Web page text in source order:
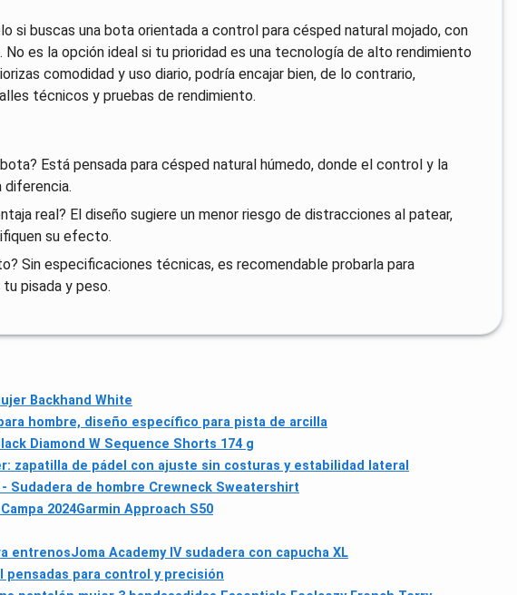
si buscas una bota orientada a control para césped natural mojado, con
es la opción ideal si tu prioridad es una tecnología de alto rendimiento
comodidad y uso diario, podría encajar bien, de lo contrario,
técnicos y pruebas de rendimiento.
Está pensada para césped natural húmedo, donde el control y la
diferencia.
real? El diseño sugiere un menor riesgo de distracciones al patear,
su efecto.
Sin especificaciones técnicas, es recomendable probarla para
pisada y peso.
Backhand White
hombre, diseño específico para pista de arcilla
Diamond W Sequence Shorts 174 g
zapatilla de pádel con ajuste sin costuras y estabilidad lateral
- Sudadera de hombre Crewneck Sweatershirt
2024Garmin Approach S50
entrenosJoma Academy IV sudadera con capucha XL
pensadas para control y precisión